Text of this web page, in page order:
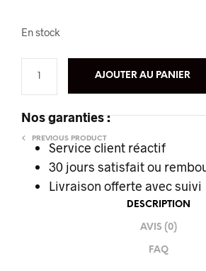
En stock
AJOUTER AU PANIER
Nos garanties :
Service client réactif
30 jours satisfait ou
Livraison offerteavec suivi
PREVIOUS PRODUCT
DESCRIPTION
AVIS (0)
FAQ